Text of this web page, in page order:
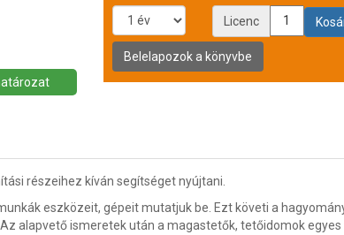
Licenc
részeihez kíván segítséget nyújtani.
eszközeit, gépeit mutatjuk be. Ezt követi a
alapvető ismeretek után a magastetők, tetőidomok